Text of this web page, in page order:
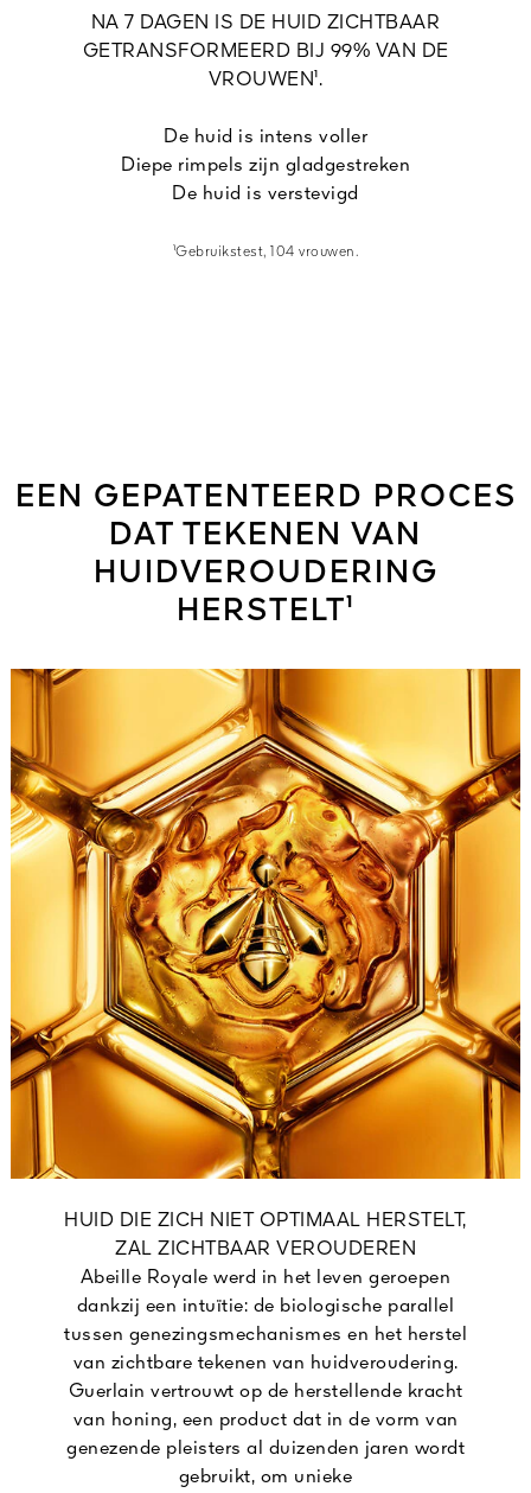
NA 7 DAGEN IS DE HUID ZICHTBAAR
GETRANSFORMEERD BIJ 99% VAN DE
VROUWEN¹.
De huid is intens voller
Diepe rimpels zijn gladgestreken
De huid is verstevigd
¹Gebruikstest, 104 vrouwen.
EEN GEPATENTEERD PROCES
DAT TEKENEN VAN
HUIDVEROUDERING
HERSTELT¹
HUID DIE ZICH NIET OPTIMAAL HERSTELT,
ZAL ZICHTBAAR VEROUDEREN
Abeille Royale werd in het leven geroepen
dankzij een intuïtie: de biologische parallel
tussen genezingsmechanismes en het herstel
van zichtbare tekenen van huidveroudering.
Guerlain vertrouwt op de herstellende kracht
van honing, een product dat in de vorm van
genezende pleisters al duizenden jaren wordt
gebruikt, om unieke